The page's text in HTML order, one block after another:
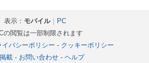
表示： モバイル｜ PC
の閲覧は一部制限されます
イバシーポリシー - クッキーポリシー
載- お問い合わせ- ヘルプ